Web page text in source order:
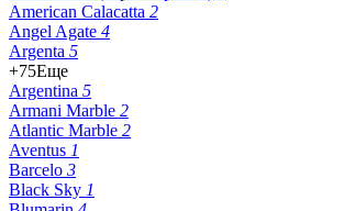
American Calacatta 2
Angel Agate 4
Argenta 5
+75Еще
Argentina 5
Armani Marble 2
Atlantic Marble 2
Aventus 1
Barcelo 3
Black Sky 1